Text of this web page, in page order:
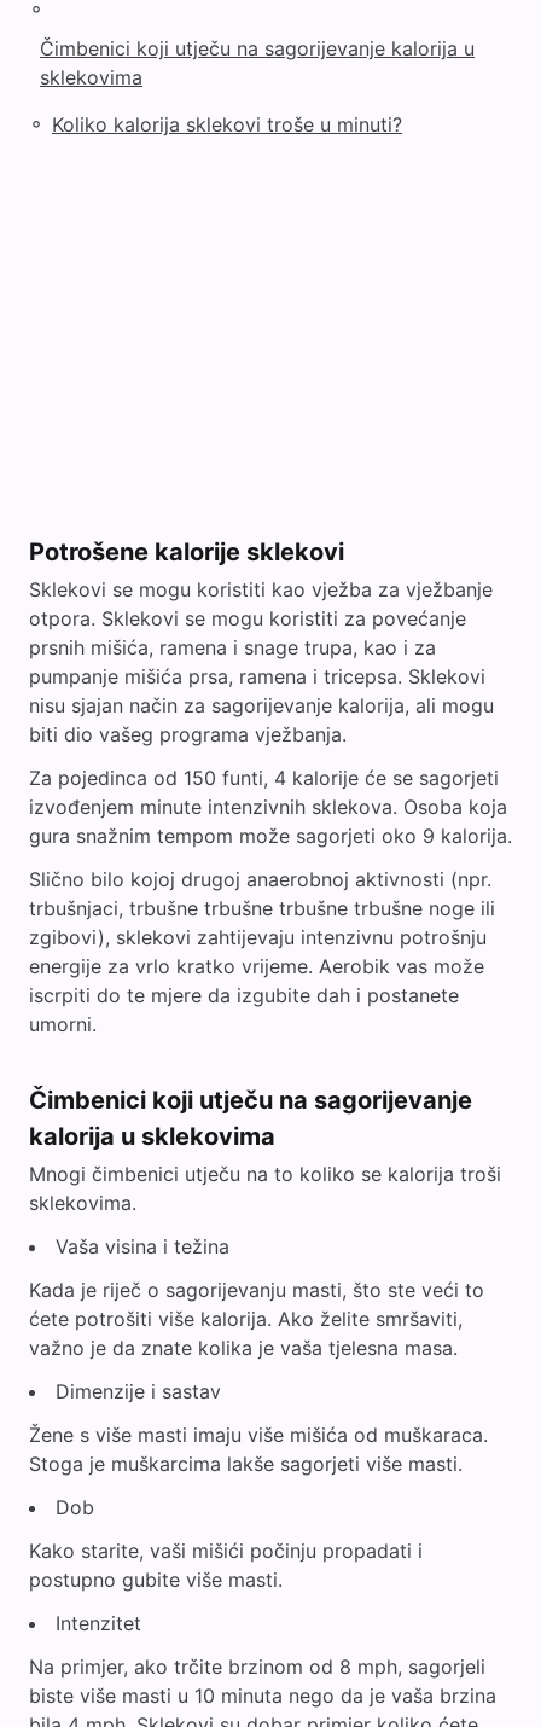
◦
Čimbenici koji utječu na sagorijevanje kalorija u
sklekovima
◦ Koliko kalorija sklekovi troše u minuti?
Potrošene kalorije sklekovi
Sklekovi se mogu koristiti kao vježba za vježbanje
otpora. Sklekovi se mogu koristiti za povećanje
prsnih mišića, ramena i snage trupa, kao i za
pumpanje mišića prsa, ramena i tricepsa. Sklekovi
nisu sjajan način za sagorijevanje kalorija, ali mogu
biti dio vašeg programa vježbanja.
Za pojedinca od 150 funti, 4 kalorije će se sagorjeti
izvođenjem minute intenzivnih sklekova. Osoba koja
gura snažnim tempom može sagorjeti oko 9 kalorija.
Slično bilo kojoj drugoj anaerobnoj aktivnosti (npr.
trbušnjaci, trbušne trbušne trbušne trbušne noge ili
zgibovi), sklekovi zahtijevaju intenzivnu potrošnju
energije za vrlo kratko vrijeme. Aerobik vas može
iscrpiti do te mjere da izgubite dah i postanete
umorni.
Čimbenici koji utječu na sagorijevanje
kalorija u sklekovima
Mnogi čimbenici utječu na to koliko se kalorija troši
sklekovima.
Vaša visina i težina
Kada je riječ o sagorijevanju masti, što ste veći to
ćete potrošiti više kalorija. Ako želite smršaviti,
važno je da znate kolika je vaša tjelesna masa.
Dimenzije i sastav
Žene s više masti imaju više mišića od muškaraca.
Stoga je muškarcima lakše sagorjeti više masti.
Dob
Kako starite, vaši mišići počinju propadati i
postupno gubite više masti.
Intenzitet
Na primjer, ako trčite brzinom od 8 mph, sagorjeli
biste više masti u 10 minuta nego da je vaša brzina